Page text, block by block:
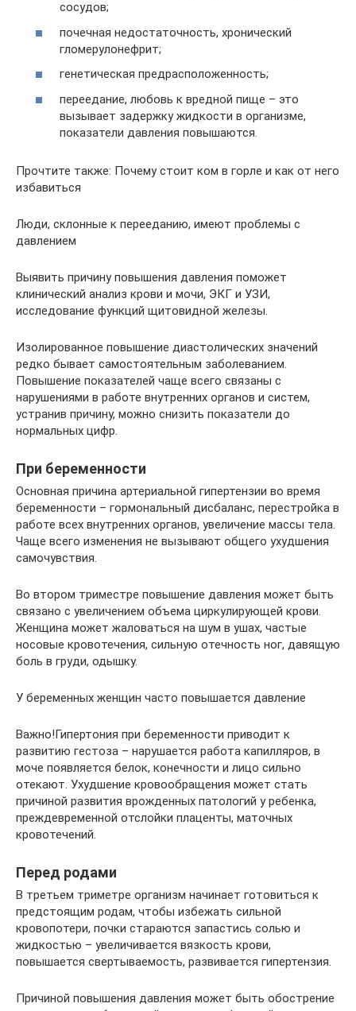
сосудов;
почечная недостаточность, хронический
гломерулонефрит;
генетическая предрасположенность;
переедание, любовь к вредной пище – это
вызывает задержку жидкости в организме,
показатели давления повышаются.
Прочтите также: Почему стоит ком в горле и как от него
избавиться
Люди, склонные к перееданию, имеют проблемы с
давлением
Выявить причину повышения давления поможет
клинический анализ крови и мочи, ЭКГ и УЗИ,
исследование функций щитовидной железы.
Изолированное повышение диастолических значений
редко бывает самостоятельным заболеванием.
Повышение показателей чаще всего связаны с
нарушениями в работе внутренних органов и систем,
устранив причину, можно снизить показатели до
нормальных цифр.
При беременности
Основная причина артериальной гипертензии во время
беременности – гормональный дисбаланс, перестройка в
работе всех внутренних органов, увеличение массы тела.
Чаще всего изменения не вызывают общего ухудшения
самочувствия.
Во втором триместре повышение давления может быть
связано с увеличением объема циркулирующей крови.
Женщина может жаловаться на шум в ушах, частые
носовые кровотечения, сильную отечность ног, давящую
боль в груди, одышку.
У беременных женщин часто повышается давление
Важно!Гипертония при беременности приводит к
развитию гестоза – нарушается работа капилляров, в
моче появляется белок, конечности и лицо сильно
отекают. Ухудшение кровообращения может стать
причиной развития врожденных патологий у ребенка,
преждевременной отслойки плаценты, маточных
кровотечений.
Перед родами
В третьем триметре организм начинает готовиться к
предстоящим родам, чтобы избежать сильной
кровопотери, почки стараются запастись солью и
жидкостью – увеличивается вязкость крови,
повышается свертываемость, развивается гипертензия.
Причиной повышения давления может быть обострение